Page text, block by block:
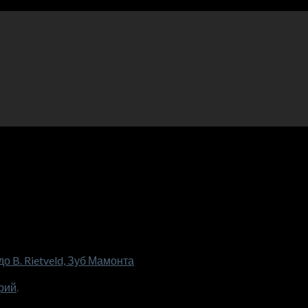
B. Rietveld, Зуб Мамонта
.